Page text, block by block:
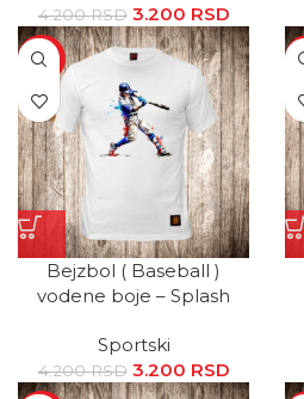
4.200RSD
Originalna
cena je bila:
4.200 RSD.
3.200 RSD
cena
3.200
SALE
Bejzbol ( Baseball )
vodene boje – Splash
Sportski
4.200RSD
Originalna
3.200 RSD